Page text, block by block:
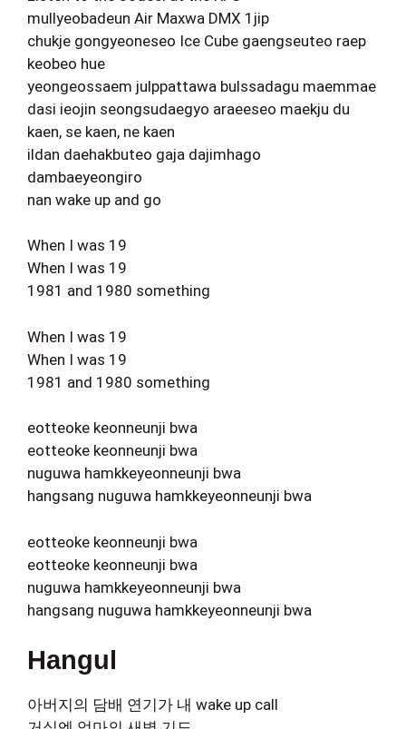
mullyeobadeun Air Maxwa DMX 1jip
chukje gongyeoneseo Ice Cube gaengseuteo raep
keobeo hue
yeongeossaem julppattawa bulssadagu maemmae
dasi ieojin seongsudaegyo araeeseo maekju du
kaen, se kaen, ne kaen
ildan daehakbuteo gaja dajimhago
dambaeyeongiro
nan wake up and go
When I was 19
When I was 19
1981 and 1980 something
When I was 19
When I was 19
1981 and 1980 something
eotteoke keonneunji bwa
eotteoke keonneunji bwa
nuguwa hamkkeyeonneunji bwa
hangsang nuguwa hamkkeyeonneunji bwa
eotteoke keonneunji bwa
eotteoke keonneunji bwa
nuguwa hamkkeyeonneunji bwa
hangsang nuguwa hamkkeyeonneunji bwa
Hangul
아버지의 담배 연기가 내 wake up call